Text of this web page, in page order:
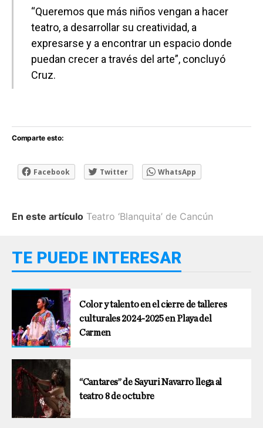
“Queremos que más niños vengan a hacer
teatro, a desarrollar su creatividad, a
expresarse y a encontrar un espacio donde
puedan crecer a través del arte”, concluyó
Cruz.
Comparte esto:
Facebook Twitter WhatsApp
En este artículo Teatro ‘Blanquita’ de Cancún
TE PUEDE INTERESAR
Color y talento en el cierre de talleres
culturales 2024-2025 en Playa del
Carmen
“Cantares” de Sayuri Navarro llega al
teatro 8 de octubre